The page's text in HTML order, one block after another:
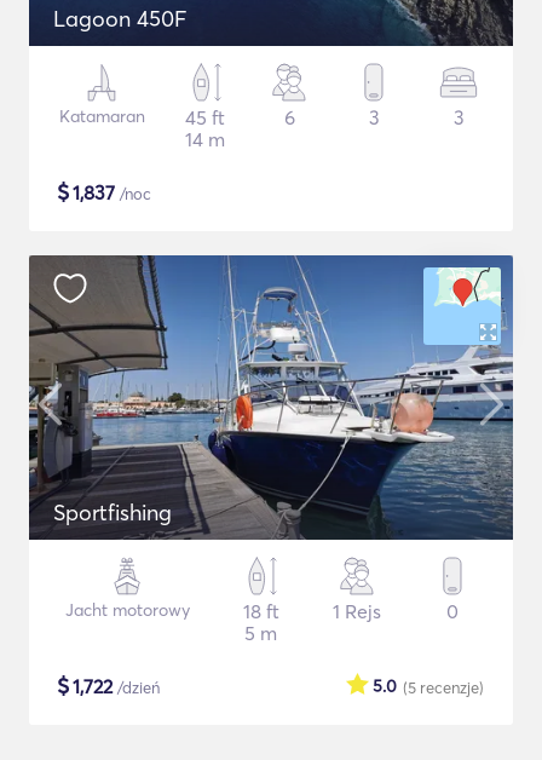
Lagoon 450F
Katamaran
45 ft
14 m
6 3 3
$1,837 /noc
Sportfishing
Jacht motorowy
18 ft
5 m
1 Rejs 0
$1,722/dzień (5 recenzje)
5.0